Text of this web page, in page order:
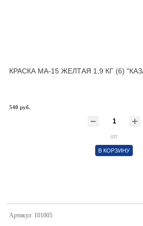
КРАСКА МА-15 ЖЕЛТАЯ 1,9 КГ (6)
540 руб.
шт
В КОРЗИНУ
Артикул: 101005